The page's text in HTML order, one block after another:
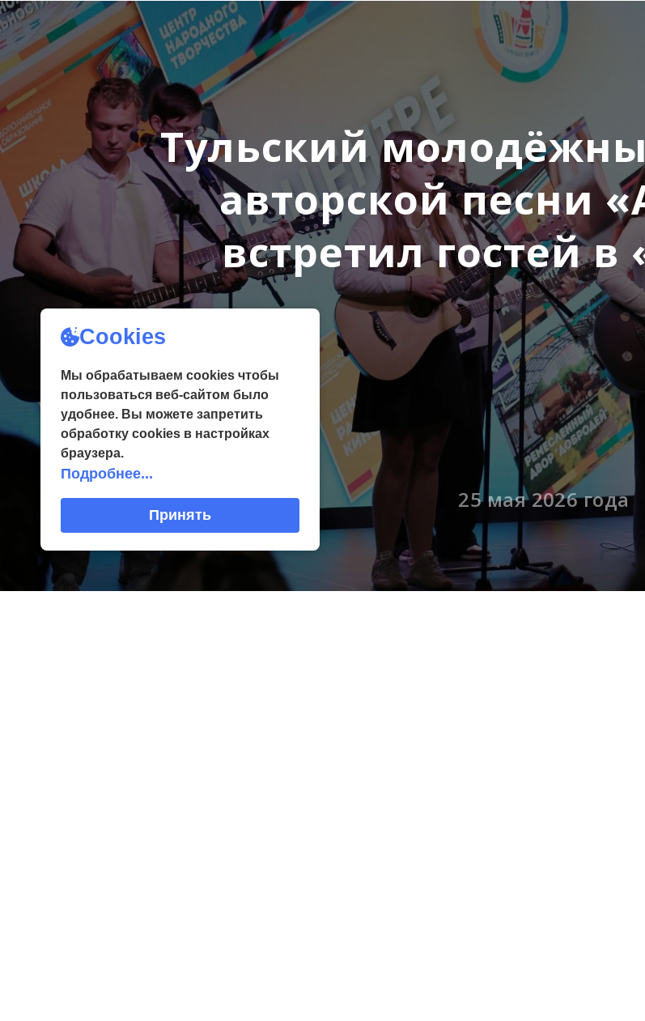
25 мая 2026 года
Тульский
авторской песни
встретил гостей в
Cookies
Мы обрабатываем cookies чтобы
пользоваться веб-сайтом было
удобнее. Вы можете запретить
обработку сookies в настройках
браузера.
Подробнее...
Принять